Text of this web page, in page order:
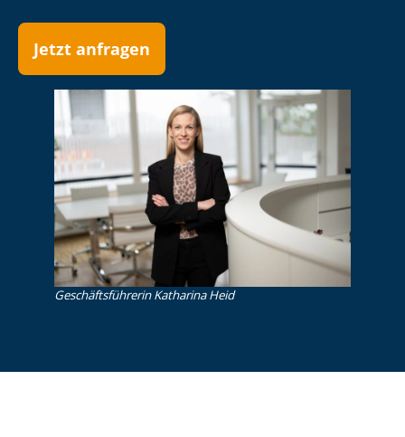
Jetzt anfragen
Ge­schäfts­füh­re­rin Katharina Heid